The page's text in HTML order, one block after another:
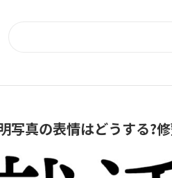
写真の表情はどうする?